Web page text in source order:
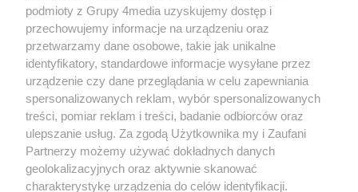
Redakcja Reklama Prywatność
Praca Łódź
the:protocol
podmioty z Grupy 4media uzyskujemy dostęp i
przechowujemy informacje na urządzeniu oraz
przetwarzamy dane osobowe, takie jak unikalne
identyfikatory, standardowe informacje wysyłane przez
urządzenie czy dane przeglądania w celu zapewniania
spersonalizowanych reklam, wybór spersonalizowanych
treści, pomiar reklam i treści, badanie odbiorców oraz
ulepszanie usług. Za zgodą Użytkownika my i Zaufani
Partnerzy możemy używać dokładnych danych
geolokalizacyjnych oraz aktywnie skanować
charakterystykę urządzenia do celów identyfikacji.